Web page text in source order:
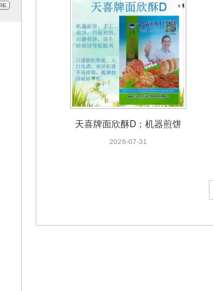
天喜牌面欣酥D；机器煎饼
手工煎饼白面煎饼花生碎煎
2026-07-31